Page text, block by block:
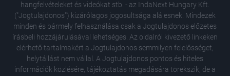
hangfelvételeket és videókat stb. - az IndaNext Hungary Kft.
("Jogtulajdonos") kizárólagos jogosultsága alá esnek. Mindezek
minden és bármely felhasználása csak a Jogtulajdonos előzetes
írásbeli hozzájárulásával lehetséges. Az oldalról kivezető linkeken
elérhető tartalmakért a Jogtulajdonos semmilyen felelősséget,
helytállást nem vállal. A Jogtulajdonos pontos és hiteles
információk közlésére, tájékoztatás megadására törekszik, de a